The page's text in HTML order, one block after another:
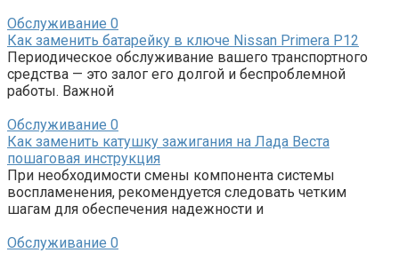
Обслуживание 0
Как заменить батарейку в ключе Nissan Primera P12
Периодическое обслуживание вашего транспортного
средства — это залог его долгой и беспроблемной
работы. Важной
Обслуживание 0
Как заменить катушку зажигания на Лада Веста
пошаговая инструкция
При необходимости смены компонента системы
воспламенения, рекомендуется следовать четким
шагам для обеспечения надежности и
Обслуживание 0